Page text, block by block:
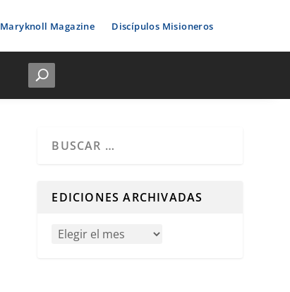
Maryknoll Magazine Discípulos Misioneros
EDICIONES ARCHIVADAS